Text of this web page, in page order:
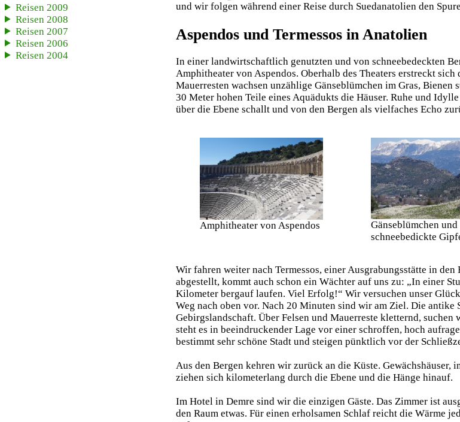
und wir folgen während einer Reise durch Suedanatolien den
Aspendos und Termessos in Anatolien
In einer landwirtschaftlich genutzten und von schneebedeckten
Amphitheater von Aspendos. Oberhalb des Theaters erstreckt
Mauerresten wachsen unzählige Gänseblümchen im Gras,
30 Meter hohen Teile eines Aquädukts die Häuser. Ruhe und
über die Ebene schallt und von den Bergen als vielfaches Echo
Amphitheater von Aspendos
Gänseblümchen und
schneebedickte
Wir fahren weiter nach Termessos, einer Ausgrabungsstätte in
abgestellt, kommt auch schon ein Wächter auf uns zu: „In einer
Kilometer bergauf laufen. Viel Erfolg!“ Wir versuchen unser
Weg nach oben vor. Nach 20 Minuten sind wir am Ziel. Die
Gebirgslandschaft. Über Felsen und Mauerreste kletternd,
steht es in beeindruckender Lage vor einer schroffen, hoch
bestimmt sehr schöne Stadt und steigen pünktlich vor der
Aus den Bergen kehren wir zurück an die Küste. Gewächshäuser,
ziehen sich kilometerlang durch die Ebene und die Hänge hinauf.
Im Hotel in Demre sind wir die einzigen Gäste. Das Zimmer ist
den Raum etwas. Für einen erholsamen Schlaf reicht die Wärme
Reisen 2009
Reisen 2008
Reisen 2007
Reisen 2006
Reisen 2004